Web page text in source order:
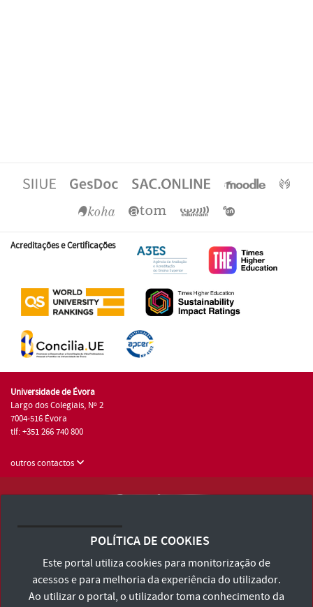
Acreditações e Certificações
Universidade de Évora
Largo dos Colegiais, Nº 2
7004-516 Évora
tlf: +351 266 740 800
outros contactos
Consulte os Termos e Condições e Política de Privacidade
Declaração de Acessibilidade
POLÍTICA DE COOKIES
Este portal utiliza cookies para monitorização de
acessos e para melhoria da experiência do utilizador.
Ao utilizar o portal, o utilizador toma conhecimento da